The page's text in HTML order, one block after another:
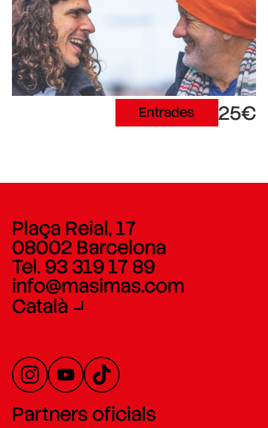
Entrades 25€
Plaça Reial, 17
08002 Barcelona
Tel. 93 319 17 89
info@masimas.com
Català
Partners oficials